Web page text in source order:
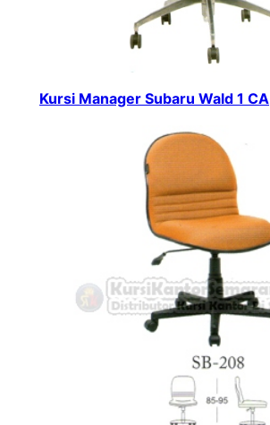
Kursi Manager Subaru Wald 1 CA